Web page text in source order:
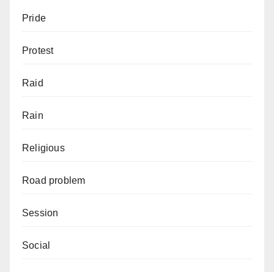
Pride
Protest
Raid
Rain
Religious
Road problem
Session
Social